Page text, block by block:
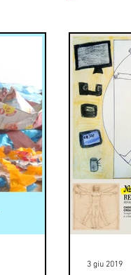
3 giu 2019